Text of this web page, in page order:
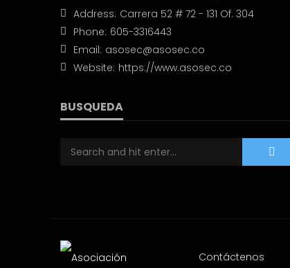
Address: Carrera 52 # 72 - 131 Of. 304
Phone: 605-3316443
Email: asosec@asosec.co
Website: https://www.asosec.co
BUSQUEDA
Contáctenos